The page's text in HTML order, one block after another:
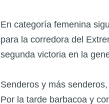
En categoría femenina
para la corredora del
segunda victoria en la
Senderos y más
Por la tarde barbacoa y